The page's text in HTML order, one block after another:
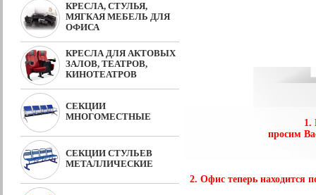
КРЕСЛА, СТУЛЬЯ,
МЯГКАЯ МЕБЕЛЬ ДЛЯ
ОФИСА
КРЕСЛА ДЛЯ АКТОВЫХ
ЗАЛОВ, ТЕАТРОВ,
КИНОТЕАТРОВ
СЕКЦИИ
МНОГОМЕСТНЫЕ
СЕКЦИИ СТУЛЬЕВ
МЕТАЛЛИЧЕСКИЕ
1.
просим
2. Офис теперь находится